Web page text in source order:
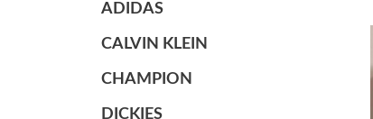
ADIDAS
CALVIN KLEIN
CHAMPION
DICKIES